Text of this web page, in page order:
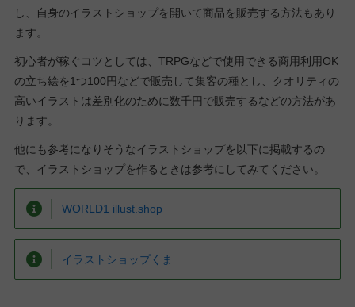
し、自身のイラストショップを開いて商品を販売する方法もあり
ます。
初心者が稼ぐコツとしては、TRPGなどで使用できる商用利用OK
の立ち絵を1つ100円などで販売して集客の種とし、クオリティの
高いイラストは差別化のために数千円で販売するなどの方法があ
ります。
他にも参考になりそうなイラストショップを以下に掲載するの
で、イラストショップを作るときは参考にしてみてください。
WORLD1 illust.shop
イラストショップくま